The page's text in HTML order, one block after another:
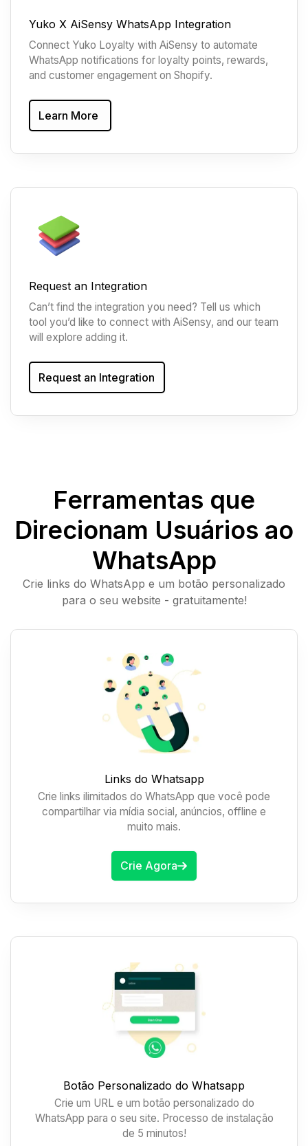
Yuko X AiSensy WhatsApp Integration
Connect Yuko Loyalty with AiSensy to automate
WhatsApp notifications for loyalty points, rewards,
and customer engagement on Shopify.
Learn More
Request an Integration
Can’t find the integration you need? Tell us which
tool you’d like to connect with AiSensy, and our team
will explore adding it.
Request an Integration
Ferramentas que
Direcionam Usuários ao
WhatsApp
Crie links do WhatsApp e um botão personalizado
para o seu website - gratuitamente!
Links do Whatsapp
Crie links ilimitados do WhatsApp que você pode
compartilhar via mídia social, anúncios, offline e
muito mais.
Crie Agora
Botão Personalizado do Whatsapp
Crie um URL e um botão personalizado do
WhatsApp para o seu site. Processo de instalação
de 5 minutos!